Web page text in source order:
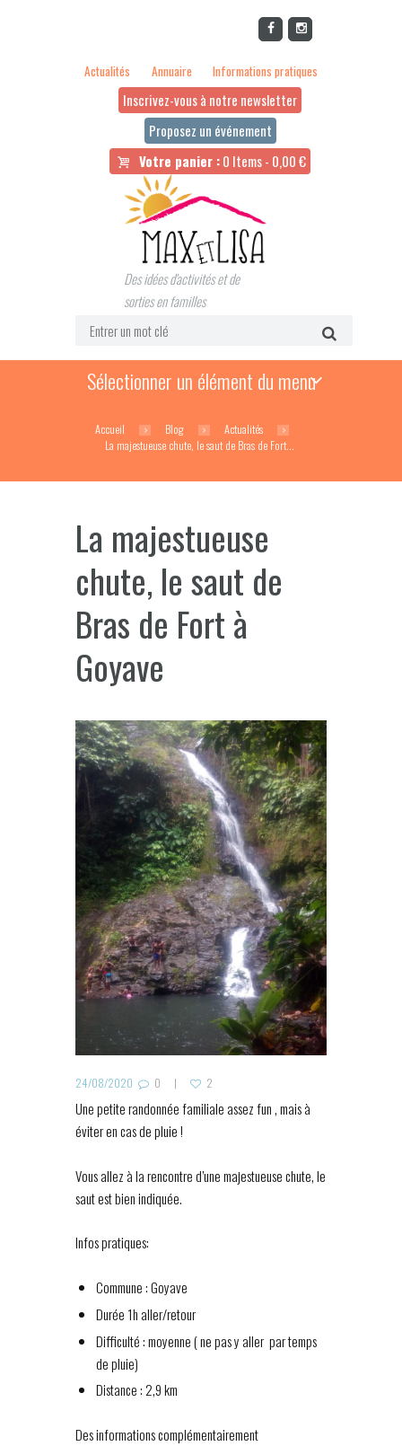
Actualités Annuaire Informations pratiques
Inscrivez-vous à notre newsletter
Proposez un événement
Votre panier :0 Items- 0,00€
Des idées d'activités et de
sorties en familles
Sélectionner un élément du menu
Accueil Blog
Actualités
La majestueuse chute, le saut de Bras de Fort...
La majestueuse
chute, le saut de
Bras de Fort à
Goyave
24/08/2020 0 2
Une petite randonnée familiale assez fun , mais à
éviter en cas de pluie !
Vous allez à la rencontre d’une majestueuse chute, le
saut est bien indiquée.
Infos pratiques:
Commune : Goyave
Durée 1h aller/retour
Difficulté : moyenne ( ne pas y aller par temps
de pluie)
Distance : 2,9 km
Des informations complémentairement